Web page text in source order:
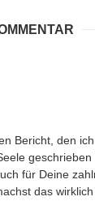
Bericht, den
für Deine
das